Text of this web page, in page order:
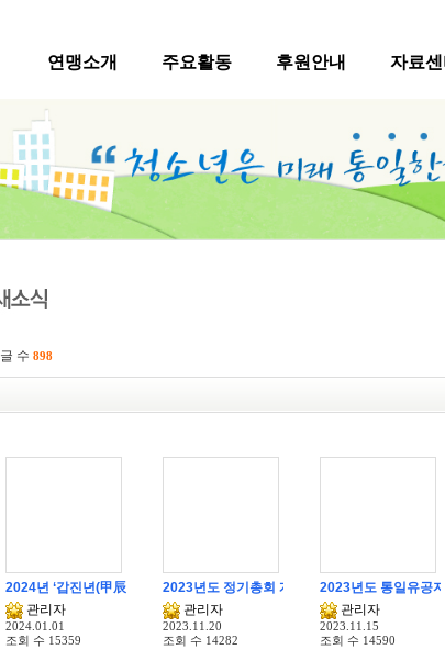
연맹소개 주요활동 후원안내 자료센
글 수 898
2024년 ‘갑진년(甲辰年)’ 청룡의 해, 새해복많이 받으십시요.
관리자
2024.01.01
조회 수 15359
2023년도 정기총회 개최
관리자
2023.11.20
조회 수 14282
2023년도 통일유공
관리자
2023.11.15
조회 수 14590